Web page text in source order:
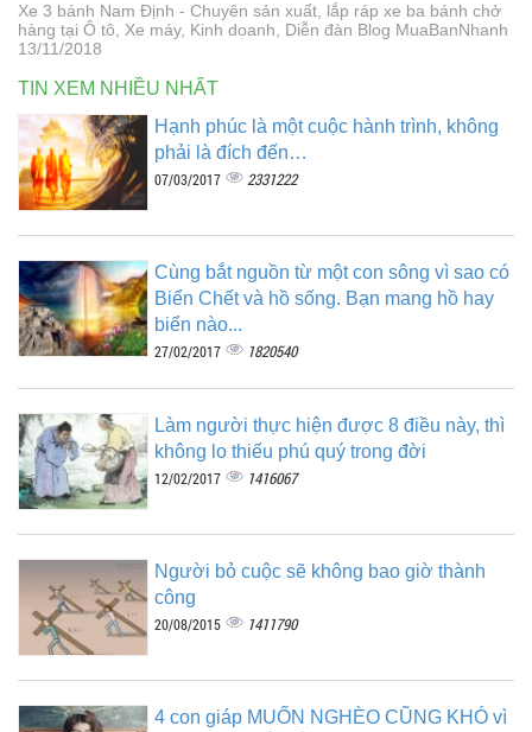
Xe 3 bánh Nam Định - Chuyên sản xuất, lắp ráp xe ba bánh chở
hàng tại Ô tô, Xe máy, Kinh doanh, Diễn đàn Blog MuaBanNhanh
13/11/2018
TIN XEM NHIỀU NHẤT
Hạnh phúc là một cuộc hành trình, không
phải là đích đến…
07/03/2017 2331222
Cùng bắt nguồn từ một con sông vì sao có
Biển Chết và hồ sống. Bạn mang hồ hay
biển nào...
27/02/2017 1820540
Làm người thực hiện được 8 điều này, thì
không lo thiếu phú quý trong đời
12/02/2017 1416067
Người bỏ cuộc sẽ không bao giờ thành
công
20/08/2015 1411790
4 con giáp MUỐN NGHÈO CŨNG KHÓ vì